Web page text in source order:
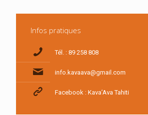
Infos pratiques
Tél. : 89 258 808
info.kavaava@gmail.com
Facebook : Kava’Ava Tahiti